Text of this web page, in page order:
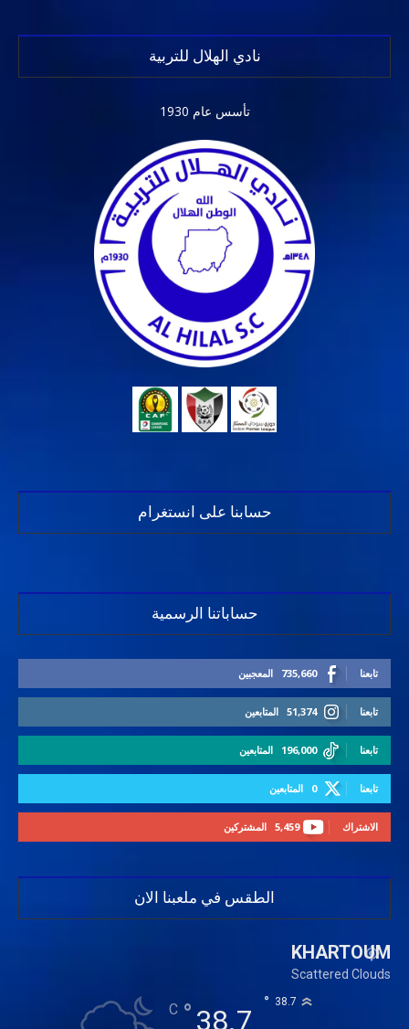
نادي الهلال للتربية
تأسس عام 1930
حسابنا على انستغرام
حساباتنا الرسمية
735,660 المعجبين تابعنا
51,374 المتابعين تابعنا
196,000 المتابعين تابعنا
0 المتابعين تابعنا
5,459 المشتركين الاشتراك
الطقس في ملعبنا الان
KHARTOUM
Scattered Clouds
38.7
°
C 38.7
°